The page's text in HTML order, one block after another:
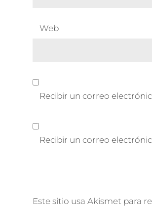
Web
Recibir un correo
Recibir un correo
Este sitio usa Akismet para